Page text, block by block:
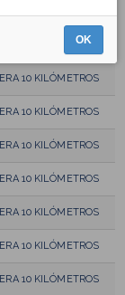
10 KILÓMETROS
10 KILÓMETROS
10 KILÓMETROS
10 KILÓMETROS
10 KILÓMETROS
10 KILÓMETROS
10 KILÓMETROS
10 KILÓMETROS
OK